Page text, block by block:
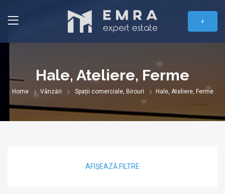
+
Hale, Ateliere, Ferme
Home Vânzări Spații comerciale, Birouri Hale, Ateliere, Ferme
AFIȘEAZĂ FILTRE